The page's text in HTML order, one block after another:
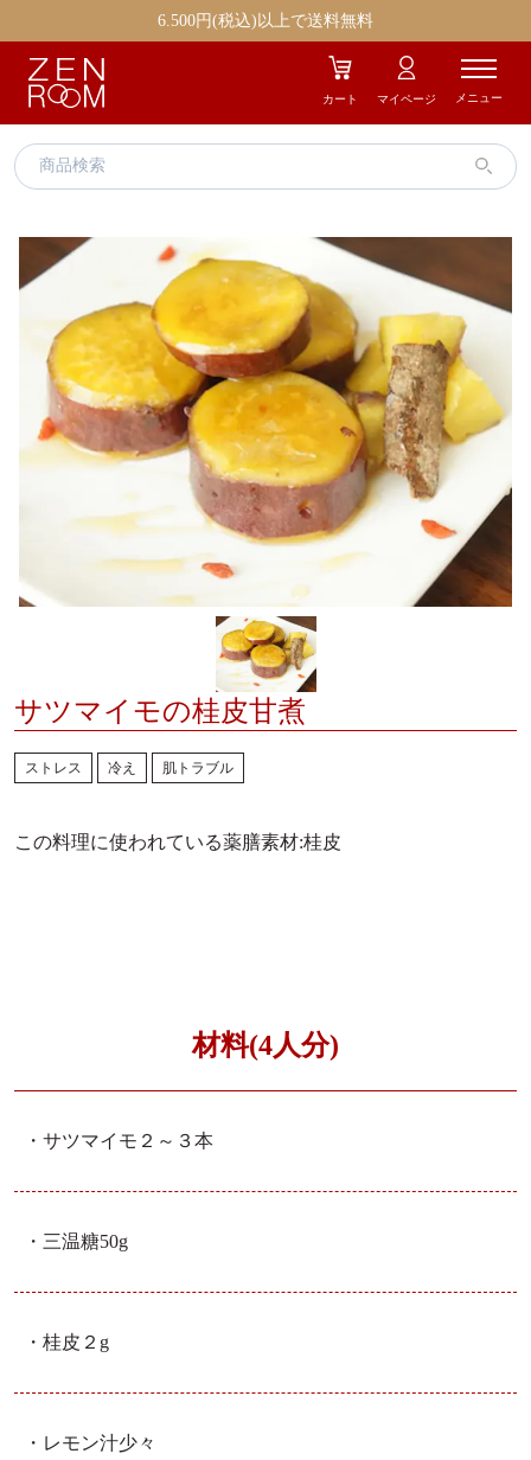
サツマイモの桂皮甘煮
ストレス 冷え 肌トラブル
この料理に使われている薬膳素材:桂皮
材料(4人分)
・サツマイモ ２～３本
・三温糖50g
・桂皮 ２g
・レモン汁少々
6.500円(税込)以上で送料無料
カート マイページ メニュー
エイジングケア ストレス
むくみ 冷え
疲労 美容
肌トラブル
ギフト商品
ZENROOMとは お知らせ
メディア掲載
ご利用ガイド
薬膳コラム お問合せ
通販のQ&A